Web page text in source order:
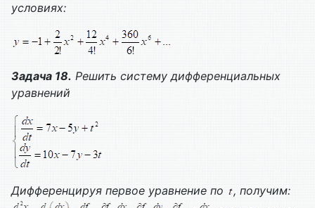
условиях:
Задача 18. Решить систему дифференциальных
уравнений
Дифференцируя первое уравнение по , получим: